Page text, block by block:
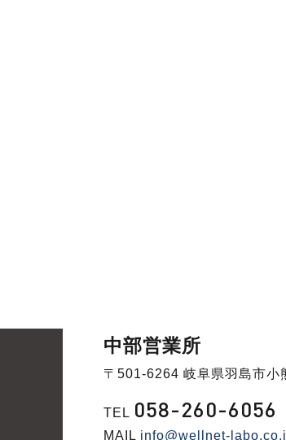
中部営業所
〒501-6264 岐阜県羽島市小
TEL 058-260-6056
MAIL info@wellnet-